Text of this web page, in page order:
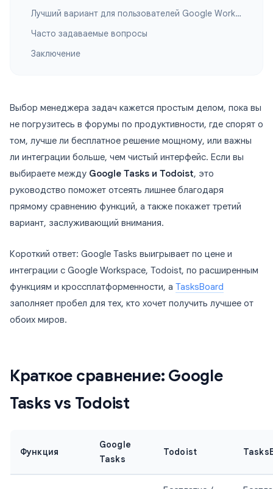
Лучший вариант для пользователей Google Workspace: Google Tasks + TasksBoard
Часто задаваемые вопросы
Заключение
Выбор менеджера задач кажется простым делом, пока вы
не погрузитесь в форумы по продуктивности, где спорят о
том, лучше ли бесплатное решение мощному, или важны
ли интеграции больше, чем чистый интерфейс. Если вы
выбираете между Google Tasks и Todoist, это
руководство поможет отсеять лишнее благодаря
прямому сравнению функций, а также покажет третий
вариант, заслуживающий внимания.
Короткий ответ: Google Tasks выигрывает по цене и
интеграции с Google Workspace, Todoist, по расширенным
функциям и кроссплатформенности, а TasksBoard
заполняет пробел для тех, кто хочет получить лучшее от
обоих миров.
Краткое сравнение: Google
Tasks vs Todoist
Функция
Google
Tasks
Todoist